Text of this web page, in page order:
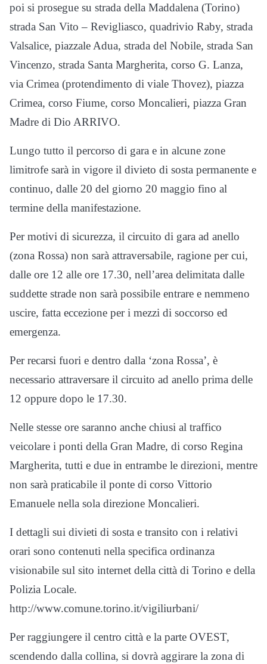
poi si prosegue su strada della Maddalena (Torino)
strada San Vito – Revigliasco, quadrivio Raby, strada
Valsalice, piazzale Adua, strada del Nobile, strada San
Vincenzo, strada Santa Margherita, corso G. Lanza,
via Crimea (protendimento di viale Thovez), piazza
Crimea, corso Fiume, corso Moncalieri, piazza Gran
Madre di Dio ARRIVO.
Lungo tutto il percorso di gara e in alcune zone
limitrofe sarà in vigore il divieto di sosta permanente e
continuo, dalle 20 del giorno 20 maggio fino al
termine della manifestazione.
Per motivi di sicurezza, il circuito di gara ad anello
(zona Rossa) non sarà attraversabile, ragione per cui,
dalle ore 12 alle ore 17.30, nell’area delimitata dalle
suddette strade non sarà possibile entrare e nemmeno
uscire, fatta eccezione per i mezzi di soccorso ed
emergenza.
Per recarsi fuori e dentro dalla ‘zona Rossa’, è
necessario attraversare il circuito ad anello prima delle
12 oppure dopo le 17.30.
Nelle stesse ore saranno anche chiusi al traffico
veicolare i ponti della Gran Madre, di corso Regina
Margherita, tutti e due in entrambe le direzioni, mentre
non sarà praticabile il ponte di corso Vittorio
Emanuele nella sola direzione Moncalieri.
I dettagli sui divieti di sosta e transito con i relativi
orari sono contenuti nella specifica ordinanza
visionabile sul sito internet della città di Torino e della
Polizia Locale.
http://www.comune.torino.it/vigiliurbani/
Per raggiungere il centro città e la parte OVEST,
scendendo dalla collina, si dovrà aggirare la zona di